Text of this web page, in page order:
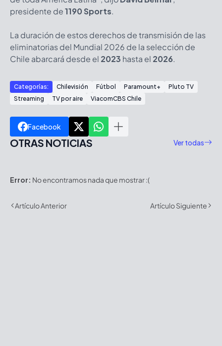
presidente de1190 Sports.
La duración de estos derechos de transmisión de las
eliminatorias del Mundial 2026 de la selección de
Chile abarcará desde el 2023 hasta el 2026.
Categorías: Chilevisión Fútbol Paramount+
Pluto TV
Streaming
TV por aire ViacomCBS Chile
Facebook
OTRAS NOTICIAS Ver todas
Error: No encontramos nada que mostrar :(
Artículo Anterior Artículo Siguiente